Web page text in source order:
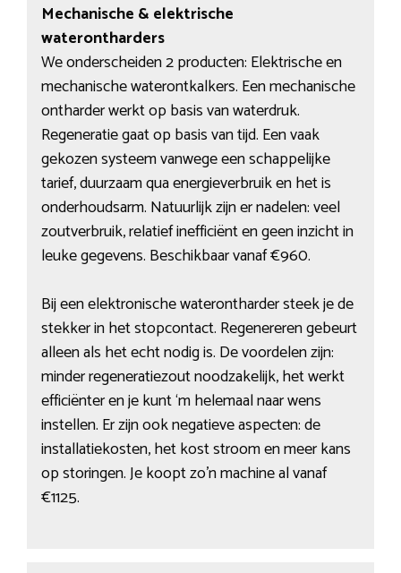
Mechanische & elektrische
waterontharders
We onderscheiden 2 producten: Elektrische en
mechanische waterontkalkers. Een mechanische
ontharder werkt op basis van waterdruk.
Regeneratie gaat op basis van tijd. Een vaak
gekozen systeem vanwege een schappelijke
tarief, duurzaam qua energieverbruik en het is
onderhoudsarm. Natuurlijk zijn er nadelen: veel
zoutverbruik, relatief inefficiënt en geen inzicht in
leuke gegevens. Beschikbaar vanaf €960.
Bij een elektronische waterontharder steek je de
stekker in het stopcontact. Regenereren gebeurt
alleen als het echt nodig is. De voordelen zijn:
minder regeneratiezout noodzakelijk, het werkt
efficiënter en je kunt ‘m helemaal naar wens
instellen. Er zijn ook negatieve aspecten: de
installatiekosten, het kost stroom en meer kans
op storingen. Je koopt zo’n machine al vanaf
€1125.